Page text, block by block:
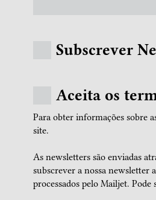
Subscrever
Aceita os
Para obter informações sobre
site.
As newsletters são enviadas
subscrever a nossa newsletter
processados pelo Mailjet. Pode